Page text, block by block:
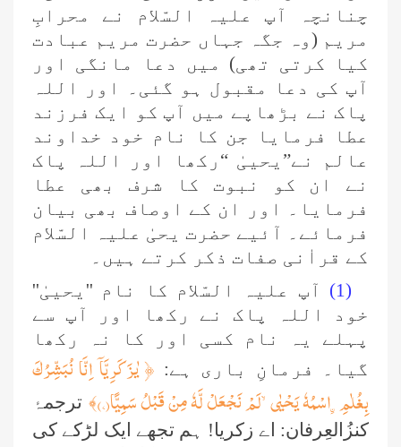
چنانچہ آپ علیہ السّلام نے محرابِ
مریم (وہ جگہ جہاں حضرت مریم عبادت
کیا کرتی تھی) میں دعا مانگی اور
آپ کی دعا مقبول ہو گئی۔ اور اللہ
پاک نے بڑھاپے میں آپ کو ایک فرزند
عطا فرمایا جن کا نام خود خداوند
عالم نے”یحییٰ “رکھا اور اللہ پاک
نے ان کو نبوت کا شرف بھی عطا
فرمایا۔ اور ان کے اوصاف بھی بیان
فرمائے۔ آئیے حضرت یحیٰ علیہ السّلام
کے قراٰنی صفات ذکر کرتے ہیں۔
(1)
آپ علیہ السّلام کا نام ''یحییٰ''
خود اللہ پاک نے رکھا اور آپ سے
پہلے یہ نام کسی اور کا نہ رکھا
گیا۔ فرمانِ باری ہے: ﴿ یٰزَكَرِیَّاۤ اِنَّا نُبَشِّرُكَ
بِغُلٰمِ-ﹰاسْمُهٗ یَحْیٰىۙ-لَمْ نَجْعَلْ لَّهٗ مِنْ قَبْلُ سَمِیًّا(۷)﴾ ترجمۂ
کنزُالعِرفان: اے زکریا! ہم تجھے ایک لڑکے کی